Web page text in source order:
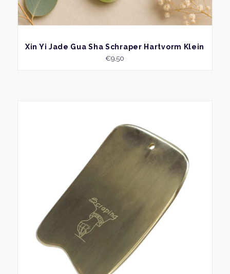
BEKIJK
Xin Yi Jade Gua Sha Schraper Hartvorm Klein
€9,50